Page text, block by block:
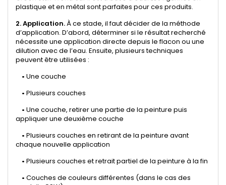
plastique et en métal sont parfaites pour ces produits.
2. Application.À ce stade, il faut décider de la méthode
d’application. D’abord, déterminer si le résultat recherché
nécessite une application directe depuis le flacon ou une
dilution avec de l’eau. Ensuite, plusieurs techniques
peuvent être utilisées :
• Une couche
• Plusieurs couches
• Une couche, retirer une partie de la peinture puis
appliquer une deuxième couche
• Plusieurs couches en retirant de la peinture avant
chaque nouvelle application
• Plusieurs couches et retrait partiel de la peinture à la fin
• Couches de couleurs différentes (dans le cas des